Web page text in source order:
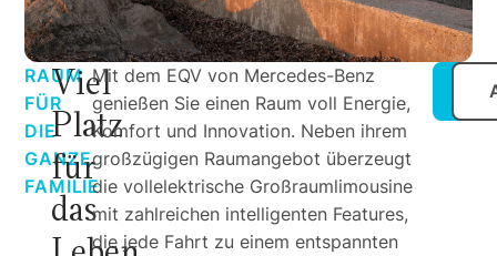
RAUM
FÜR
DIE
GANZE
FAMILIE
Viel
Platz
für
das
Mit dem EQV von Mercedes-Benz
genießen Sie einen Raum voll Energie,
Komfort und Innovation. Neben ihrem
großzügigen Raumangebot überzeugt
die vollelektrische Großraumlimousine
mit zahlreichen intelligenten Features,
die jede Fahrt zu einem entspannten